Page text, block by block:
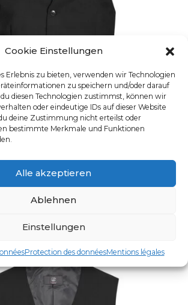
Cookie Einstellungen
Erlebnis zu bieten, verwenden wir Technologien
zu speichern und/oder darauf
diesen Technologien zustimmst, können wir
oder eindeutige IDs auf dieser Website
deine Zustimmung nicht erteilst oder
bestimmte Merkmale und Funktionen
Alle akzeptieren
Ablehnen
Einstellungen
Protection des donnéesMentions légales
VESTE HOMME
Ce produit a plusieurs